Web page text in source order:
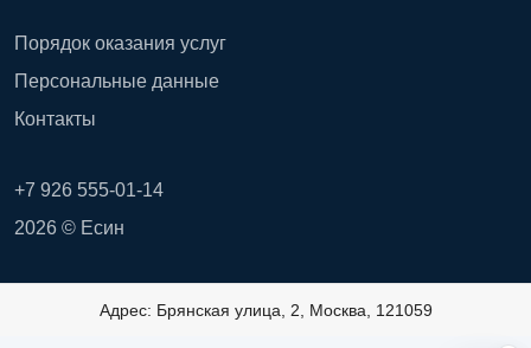
Порядок оказания услуг
Персональные данные
Контакты
+7 926 555-01-14
2026 © Есин
Адрес: Брянская улица, 2, Москва, 121059